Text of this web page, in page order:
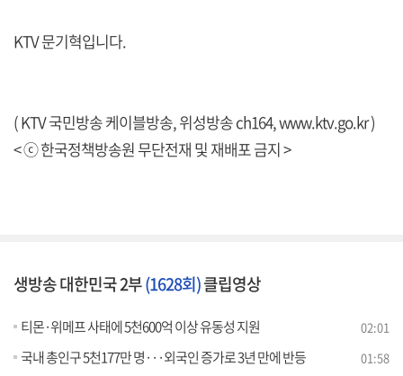
KTV 문기혁입니다.
( KTV 국민방송 케이블방송, 위성방송 ch164,www.ktv.go.kr)
< ⓒ 한국정책방송원 무단전재 및 재배포 금지 >
생방송 대한민국 2부(1628회)클립영상
티몬·위메프 사태에 5천600억 이상 유동성 지원 02:01
국내 총인구 5천177만 명···외국인 증가로 3년 만에 반등 01:58